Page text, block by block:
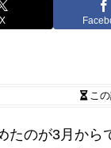
X
こ
のが3月から